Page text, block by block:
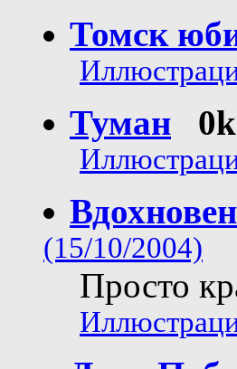
Томск
Туман 0k
(15/10/2004)
Просто